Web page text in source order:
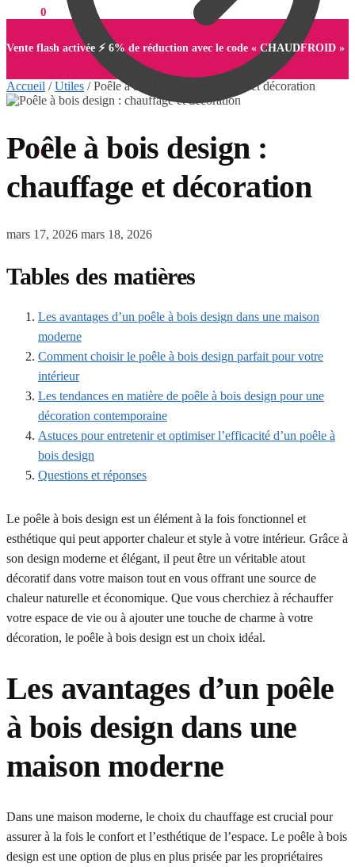
0,00 € 0
0
Vente flash activée ⚡ 6% de réduction avec le code « CHAUDFROID »
Accueil /Utiles /Poêle à bois design : chauffage et décoration
Poêle à bois design :
chauffage et décoration
mars 17, 2026 mars 18, 2026
Tables des matières
Les avantages d’un poêle à bois design dans une maison
moderne
Comment choisir le poêle à bois design parfait pour votre
intérieur
Les tendances en matière de poêle à bois design pour une
décoration contemporaine
Astuces pour entretenir et optimiser l’efficacité d’un poêle à
bois design
Questions et réponses
Le poêle à bois design est un élément à la fois fonctionnel et
esthétique qui peut apporter chaleur et style à votre intérieur. Grâce à
son design moderne et élégant, il peut être un véritable atout
décoratif dans votre maison tout en vous offrant une source de
chaleur naturelle et économique. Que vous cherchiez à réchauffer
votre espace de vie ou à ajouter une touche de charme à votre
décoration, le poêle à bois design est un choix idéal.
Les avantages d’un poêle
à bois design dans une
maison moderne
Dans une maison moderne, le choix du chauffage est crucial pour
assurer à la fois le confort et l’esthétique de l’espace. Le poêle à bois
design est une option de plus en plus prisée par les propriétaires